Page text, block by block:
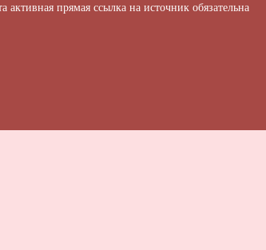
активная прямая ссылка на источник обязательна